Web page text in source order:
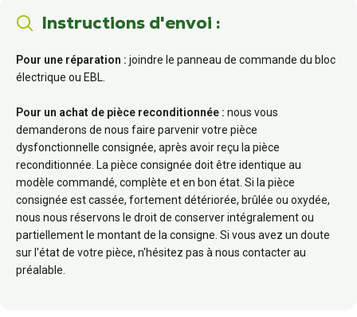
Instructions d'envoi :
Pour une réparation : joindre le panneau de commande du bloc
électrique ou EBL.
Pour un achat de pièce reconditionnée : nous vous
demanderons de nous faire parvenir votre pièce
dysfonctionnelle consignée, après avoir reçu la pièce
reconditionnée. La pièce consignée doit être identique au
modèle commandé, complète et en bon état. Si la pièce
consignée est cassée, fortement détériorée, brûlée ou oxydée,
nous nous réservons le droit de conserver intégralement ou
partiellement le montant de la consigne. Si vous avez un doute
sur l'état de votre pièce, n'hésitez pas à nous contacter au
préalable.